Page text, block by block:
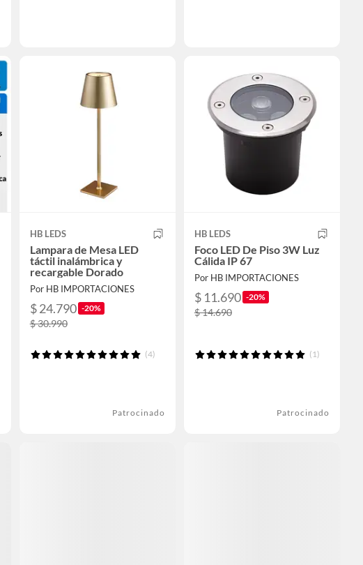
HB LEDS
Lampara de Mesa LED
táctil inalámbrica y
recargable Dorado
Por HB IMPORTACIONES
$ 24.790 -20%
$ 30.990
(4)
Patrocinado
HB LEDS
Foco LED De Piso 3W Luz
Cálida IP 67
Por HB IMPORTACIONES
$ 11.690 -20%
$ 14.690
(1)
Patrocinado